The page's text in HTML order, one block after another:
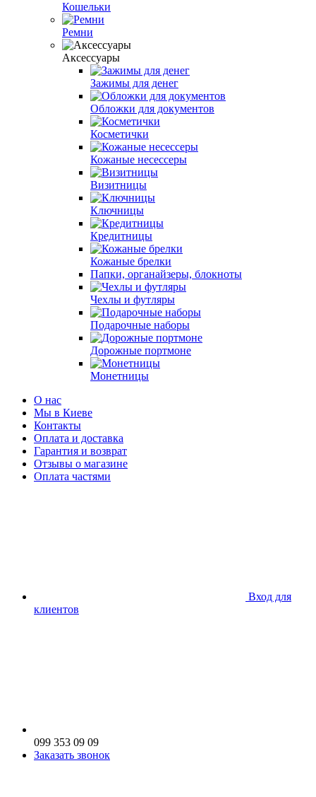
Кошельки
Ремни
Аксессуары
Зажимы для денег
Обложки для документов
Косметички
Кожаные несессеры
Визитницы
Ключницы
Кредитницы
Кожаные брелки
Папки, органайзеры, блокноты
Чехлы и футляры
Подарочные наборы
Дорожные портмоне
Монетницы
О нас
Мы в Киеве
Контакты
Оплата и доставка
Гарантия и возврат
Отзывы о магазине
Оплата частями
Вход для
клиентов
099 353 09 09
Заказать звонок